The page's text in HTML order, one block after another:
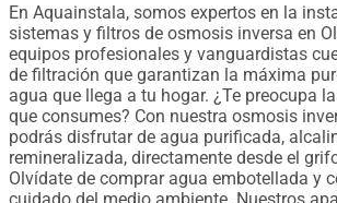
En Aquainstala, somos expertos en la
sistemas y filtros de osmosis inversa en
equipos profesionales y vanguardistas
de filtración que garantizan la máxima
agua que llega a tu hogar. ¿Te preocupa
que consumes? Con nuestra osmosis
podrás disfrutar de agua purificada,
remineralizada, directamente desde el
Olvídate de comprar agua embotellada y